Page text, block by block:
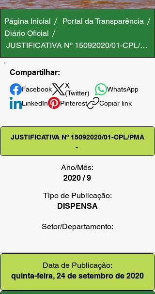
Página Inicial
Portal da Transparência
Diário Oficial
JUSTIFICATIVA Nº 15092020/01-CPL/PMA
Compartilhar:
Facebook
X
(Twitter)
WhatsApp
LinkedIn
Pinterest Copiar link
JUSTIFICATIVA Nº 15092020/01-CPL/PMA
-
Ano/Mês:
2020 / 9
Tipo de Publicação:
DISPENSA
Setor/Departamento:
Data de Publicação:
quinta-feira, 24 de setembro de 2020